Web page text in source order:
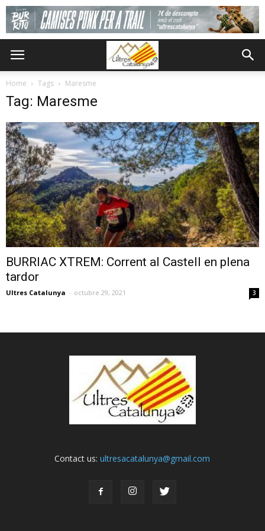
Home Tags Maresme
Tag: Maresme
BURRIAC XTREM: Corrent al Castell en plena
tardor
Ultres Catalunya - octubre 29, 2021 3
Contact us:ultresacatalunya@gmail.com